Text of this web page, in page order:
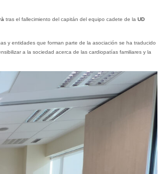
tras el fallecimiento del capitán del equipo cadete de la UD
y entidades que forman parte de la asociación se ha traducido
a la sociedad acerca de las cardiopatías familiares y la